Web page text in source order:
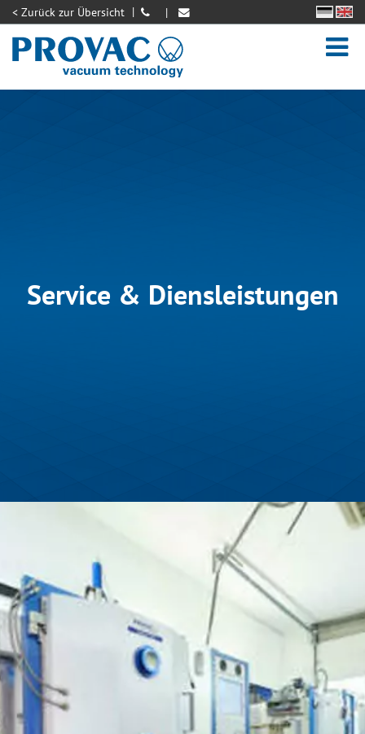
< Zurück zur Übersicht
Service & Diensleistungen